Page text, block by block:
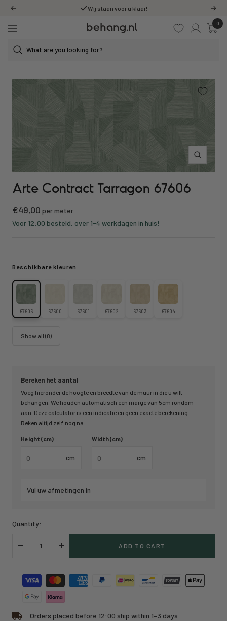
Skip
content
Previous
Wij staan voor u klaar!
Next
0
Behang.nl
Navigation
Zoom
Arte Contract Tarragon 67606
Sale
price
€49,00 per meter
Voor 12:00 besteld, over 1-4 werkdagen in huis!
Bereken het aantal
Voeg hieronder de hoogte en breedte van de muur in die u wilt
behangen. We houden automatisch een marge van 5cm rondom
aan. Deze calculator is een indicatie en geen exacte berekening.
Reken altijd zelf nog na.
Height (cm)
cm
Width (cm)
cm
Vul uw afmetingen in
Beschikbare kleuren
67606 67600 67601 67602 67603 67604
Show all (8)
Quantity:
Decrease
Increase
ADD TO CART
Orders placed before 12:00 ship within 1–3 days